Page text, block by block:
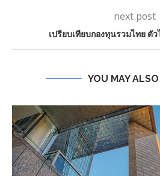
next post
เปรียบเทียบกองทุนรวมไทย ตั
YOU MAY